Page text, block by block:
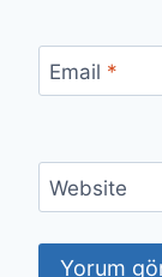
Email *
Website